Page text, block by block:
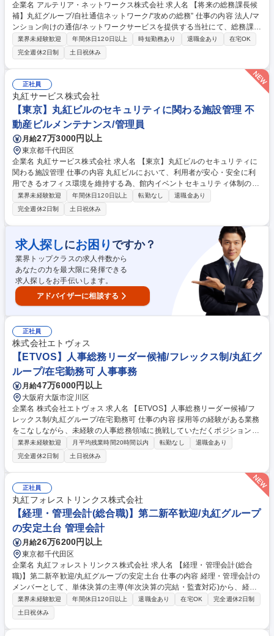
企業名 アルテリア・ネットワークス株式会社 求人名 【将来の総務課長候
補】丸紅グループ/自社通信ネットワーク/“攻めの総務” 仕事の内容 法人/マ
ンション向けの通信/ネットワークサービスを提供する当社にて、総務課の
体制強化のために将来の課長候補を募集。既存運用を維持するだけでな
く、改善提案や仕組み化、中長期的な戦略提案まで担う役割です。 ■ファ
シリティマネジメント/ワークプレイス戦略:拠点/オフィスの最適化、サテ
ライトオフィスの再設計・レイアウト変更/座席表管理/オフィス環境整備/
拠点関連の各種調整など■安全・リスク/BCPマネジメント:災害・有事を想
定した体制・規程整備/危機管理体制の整備■モビリティ・アセットマネジ
メント:社用車、業務端末、備品管理、各種保険の見直し■福利厚生・社内
サービス施策の企画・改善 募集職種 【将来の総務課長候補】丸紅グルー
プ/自社通信ネットワーク/“攻めの総務”
業界未経験歓迎 年間休日120日以上 時短勤務あり 退職金あり
在宅OK
完全週休2日制
土日祝休み
正社員
丸紅サービス株式会社
【東京】丸紅ビルのセキュリティに関わる施設管理 不
動産ビルメンテナンス/管理員
月給27万3000円以上
東京都千代田区
企業名 丸紅サービス株式会社 求人名 【東京】丸紅ビルのセキュリティに
関わる施設管理 仕事の内容 丸紅ビルにおいて、利用者が安心・安全に利
用できるオフィス環境を維持する為、館内イベントセキュリティ体制の検
討やビルロジスティクス・バックヤード運営管理を主にお任せします。
【詳細】・保安警備に関する運営支援および各種改善活動 ・館内イベント
やホール利用時のセキュリティ体制の検討・運営支援、及びビルロジステ
ィクス・バックヤード運営支援（搬入出品・什器移動、エレベータ制御
等） ・電気設備法定点検現場対応やセキュリティシステム更新計画の立
案・実施管理 ・セキュリティシステムの保守/点検/更新工事に伴う計画立
案、ベンダーコントロール、立会い等 募集職種 【東京】丸紅ビルのセキ
ュリティに関わる施設管理
業界未経験歓迎 年間休日120日以上 転勤なし
退職金あり
完全週休2日制
土日祝休み
求人探しにお困り ですか？
業界トップクラスの求人件数から
あなたの力を最大限に発揮できる
求人探しをお手伝いします。
アドバイザーに相談する
正社員
株式会社エトヴォス
【ETVOS】人事総務リーダー候補/フレックス制/丸紅グ
ループ/在宅勤務可 人事事務
月給47万6000円以上
大阪府大阪市淀川区
企業名 株式会社エトヴォス 求人名 【ETVOS】人事総務リーダー候補/フ
レックス制/丸紅グループ/在宅勤務可 仕事の内容 採用等の経験がある業務
をこなしながら、未経験の人事総務領域に挑戦していただくポジションで
す。経験豊富な部長が伴走し、あなたの成長をサポートします。将来のマ
ネージャー・部長を目指せる環境です。 ・採用：オフィス職・美容部員の
中途採用、採用ブランディング ・評価・育成：評価制度運用や改定提案、
各種研修企画 ・給与労務：労務管理体制の統括、効率化 ・総務：オフィ
ス環境整備、福利厚生企画 ★「採用」等の個別領域から人事企画、労務等
へ領域を広げ、総合力を高めたい方に最適です。※採用のみ等、単一領域
の深掘りを希望される方はアンマッチとなります。 募集職種 【ETVOS】
人事総務リーダー候補/フレックス制/丸紅グループ/在宅勤務可
業界未経験歓迎 月平均残業時間20時間以内 転勤なし
退職金あり
完全週休2日制
土日祝休み
正社員
丸紅フォレストリンクス株式会社
【経理・管理会計(総合職)】第二新卒歓迎/丸紅グループ
の安定土台 管理会計
月給26万6200円以上
東京都千代田区
企業名 丸紅フォレストリンクス株式会社 求人名 【経理・管理会計(総合
職)】第二新卒歓迎/丸紅グループの安定土台 仕事の内容 経理・管理会計の
メンバーとして、単体決算の主導(年次決算の完結・監査対応)から、経営
層や親会社への報告に直結する「管理会計(業績分析・予算管理)」に携わ
っていただきます。 【詳細】■管理会計・業績管理(最重要ミッション)：
月次、四半期業績報告(PL/BS/CF)の作成および経営層向けレポート集計な
ど ■財務会計(単体決算の主導・完結)：月次、四半期、年次決算実務の遂
業界未経験歓迎 年間休日120日以上 退職金あり 在宅OK
完全週休2日制
土日祝休み